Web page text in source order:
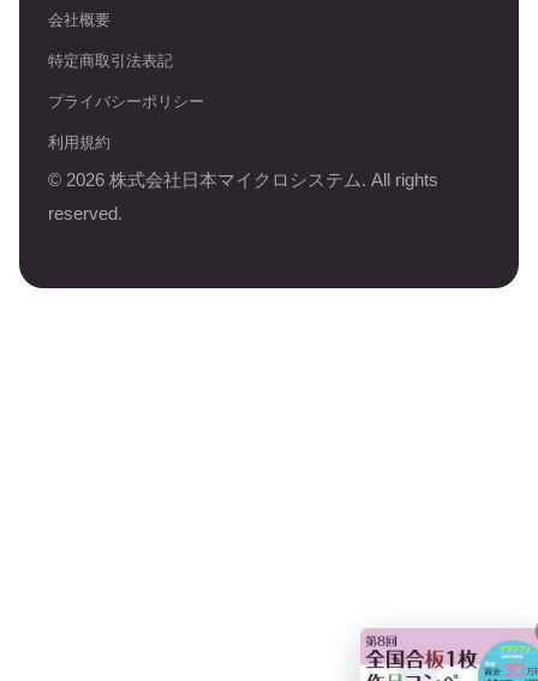
会社概要
特定商取引法表記
プライバシーポリシー
利用規約
© 2026 株式会社日本マイクロシステム. All rights
reserved.